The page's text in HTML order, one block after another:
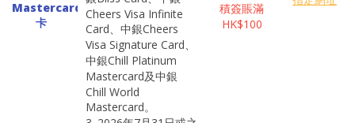
Mastercard
卡
Cheers Visa Infinite
Card、中銀Cheers
Visa Signature Card、
中銀Chill Platinum
Mastercard及中銀
Chill World
Mastercard。
積簽賬滿
HK$100